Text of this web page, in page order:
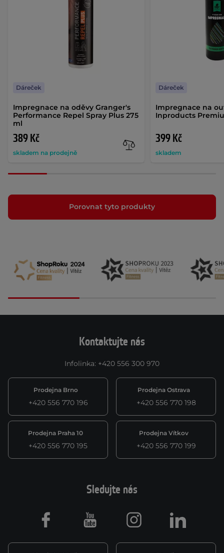
Impregnace na oděvy Granger's
Performance Repel Spray Plus 275
ml
389 Kč
skladem na prodejně
Dáreček
Impregnace na
Inproducts
399 Kč
skladem
Dáreček
Porovnat tyto produkty
Kontaktujte nás
Infolinka: +420 556 300 970
Prodejna Brno
+420 556 770 196
Prodejna Ostrava
+420 556 770 198
Prodejna Praha 10
+420 556 770 195
Prodejna Vítkov
+420 556 770 199
Sledujte nás
Facebook Youtube Instagram LinkedIn